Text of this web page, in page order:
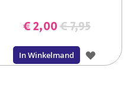
€ 2,00€ 7,95
In Winkelmand
VOEG